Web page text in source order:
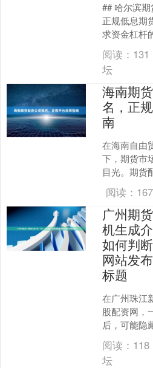
## 哈尔滨
正规低息期
求资金杠杆
期货配资。
重镇，期货
阅读： 131
坛
海南期
名，正
南
在海南自由
下，期货市
目光。期货
够放大收益
市场上众多
阅读： 167
广州期
机生成
如何判
网站发
标题
在广州珠江
股配资网，
后，可能隐
金融活动。
加剧，部分
阅读： 118
坛